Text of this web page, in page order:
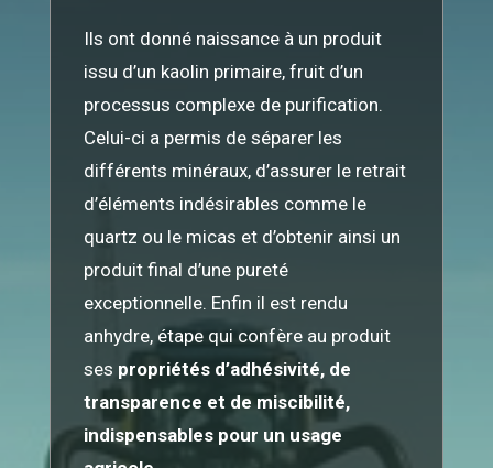
Ils ont donné naissance à un produit
issu d’un kaolin primaire, fruit d’un
processus complexe de purification.
Celui-ci a permis de séparer les
différents minéraux, d’assurer le retrait
d’éléments indésirables comme le
quartz ou le micas et d’obtenir ainsi un
produit final d’une pureté
exceptionnelle. Enfin il est rendu
anhydre, étape qui confère au produit
ses propriétés d’adhésivité, de
transparence et de miscibilité,
indispensables pour un usage